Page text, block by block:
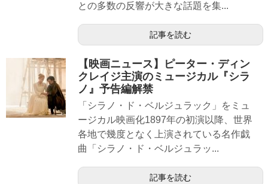
との多数の反響が大きな話題を集...
記事を読む
【映画ニュース】ピーター・ディン
クレイジ主演のミュージカル『シラ
ノ』予告編解禁
「シラノ・ド・ベルジュラック」をミュ
ージカル映画化1897年の初演以降、世界
各地で幾度となく上演されている名作戯
曲「シラノ・ド・ベルジュラッ...
記事を読む